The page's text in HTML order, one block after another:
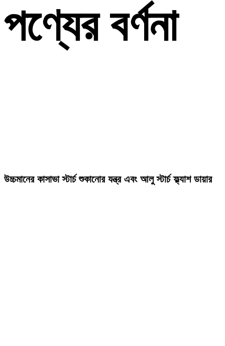
পণ্যের বর্ণনা
উচ্চমানের কাসাভা স্টার্চ শুকানোর যন্ত্র এবং আলু স্টার্চ ফ্ল্যাশ ডায়ার